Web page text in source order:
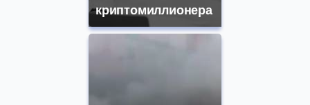
криптомиллионера